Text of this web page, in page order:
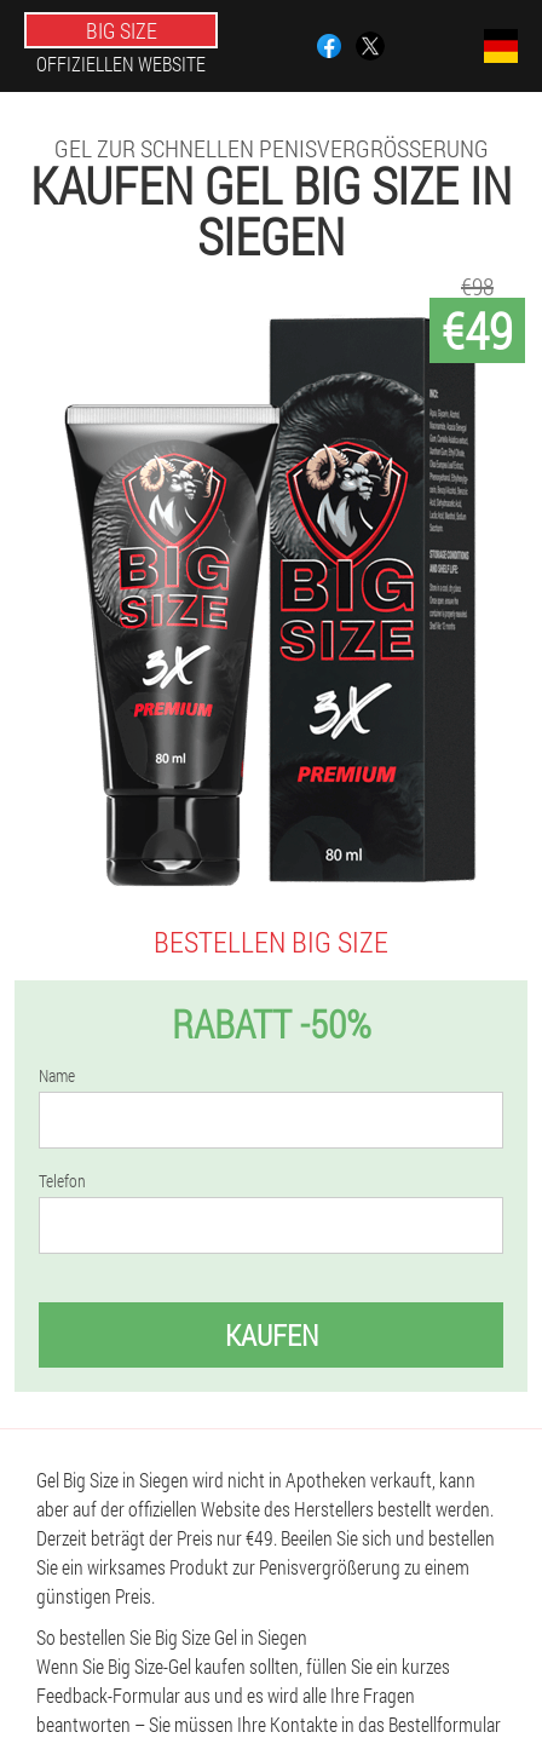
BIG SIZE
OFFIZIELLEN WEBSITE
GEL ZUR SCHNELLEN PENISVERGRÖSSERUNG
KAUFEN GEL BIG SIZE IN
SIEGEN
€49
€98
BESTELLEN BIG SIZE
RABATT -50%
Name
Telefon
KAUFEN
Gel Big Size in Siegen wird nicht in Apotheken verkauft, kann
aber auf der offiziellen Website des Herstellers bestellt werden.
Derzeit beträgt der Preis nur €49. Beeilen Sie sich und bestellen
Sie ein wirksames Produkt zur Penisvergrößerung zu einem
günstigen Preis.
So bestellen Sie Big Size Gel in Siegen
Wenn Sie Big Size-Gel kaufen sollten, füllen Sie ein kurzes
Feedback-Formular aus und es wird alle Ihre Fragen
beantworten – Sie müssen Ihre Kontakte in das Bestellformular